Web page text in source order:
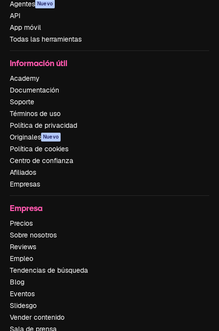
Agentes Nuevo
API
App móvil
Todas las herramientas
Información útil
Academy
Documentación
Soporte
Términos de uso
Política de privacidad
Originales Nuevo
Política de cookies
Centro de confianza
Afiliados
Empresas
Empresa
Precios
Sobre nosotros
Reviews
Empleo
Tendencias de búsqueda
Blog
Eventos
Slidesgo
Vender contenido
Sala de prensa